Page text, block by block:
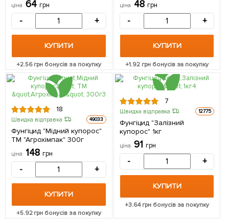
ціна 64 грн
- +
КУПИТИ
+2.56грн бонусів за покупку
ціна 48 грн
- +
КУПИТИ
+1.92грн бонусів за покупку
18
Швидка відправка 49033
Фунгіцид "Мідний купорос"
ТМ "Агрохімпак" 300г
ціна 148 грн
- +
КУПИТИ
+5.92грн бонусів за покупку
7
Швидка відправка 12775
Фунгіцид "Залізний
купорос" 1кг
ціна 91 грн
- +
КУПИТИ
+3.64грн бонусів за покупку